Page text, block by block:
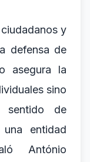
y
defensa de
asegura la
sino
sentido de
entidad
António